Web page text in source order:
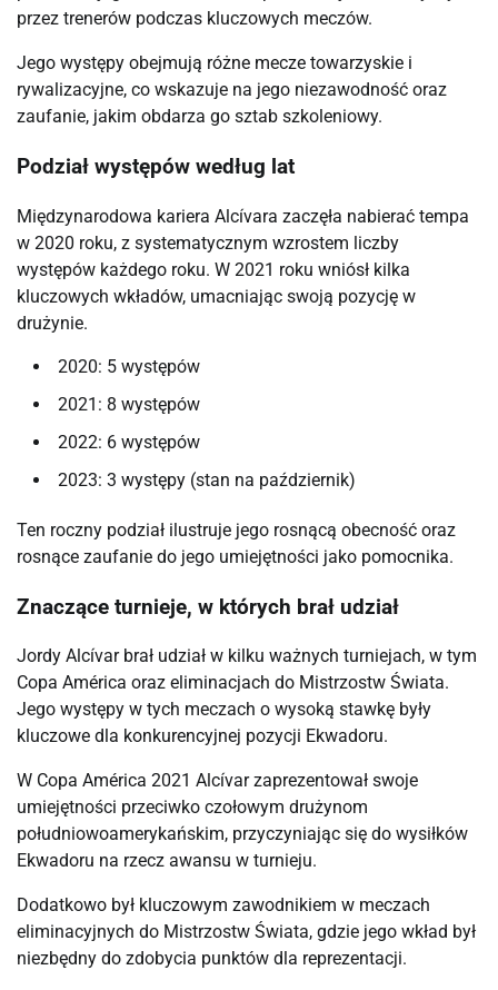
przez trenerów podczas kluczowych meczów.
Jego występy obejmują różne mecze towarzyskie i
rywalizacyjne, co wskazuje na jego niezawodność oraz
zaufanie, jakim obdarza go sztab szkoleniowy.
Podział występów według lat
Międzynarodowa kariera Alcívara zaczęła nabierać tempa
w 2020 roku, z systematycznym wzrostem liczby
występów każdego roku. W 2021 roku wniósł kilka
kluczowych wkładów, umacniając swoją pozycję w
drużynie.
2020: 5 występów
2021: 8 występów
2022: 6 występów
2023: 3 występy (stan na październik)
Ten roczny podział ilustruje jego rosnącą obecność oraz
rosnące zaufanie do jego umiejętności jako pomocnika.
Znaczące turnieje, w których brał udział
Jordy Alcívar brał udział w kilku ważnych turniejach, w tym
Copa América oraz eliminacjach do Mistrzostw Świata.
Jego występy w tych meczach o wysoką stawkę były
kluczowe dla konkurencyjnej pozycji Ekwadoru.
W Copa América 2021 Alcívar zaprezentował swoje
umiejętności przeciwko czołowym drużynom
południowoamerykańskim, przyczyniając się do wysiłków
Ekwadoru na rzecz awansu w turnieju.
Dodatkowo był kluczowym zawodnikiem w meczach
eliminacyjnych do Mistrzostw Świata, gdzie jego wkład był
niezbędny do zdobycia punktów dla reprezentacji.